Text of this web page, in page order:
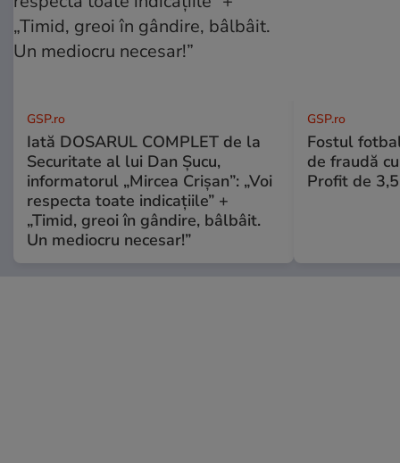
GSP.ro
Iată DOSARUL COMPLET de la
Securitate al lui Dan Șucu,
informatorul „Mircea Crișan”: „Voi
respecta toate indicațiile” +
„Timid, greoi în gândire, bâlbâit.
Un mediocru necesar!”
GSP.ro
Fostul
de fraudă
Profit de